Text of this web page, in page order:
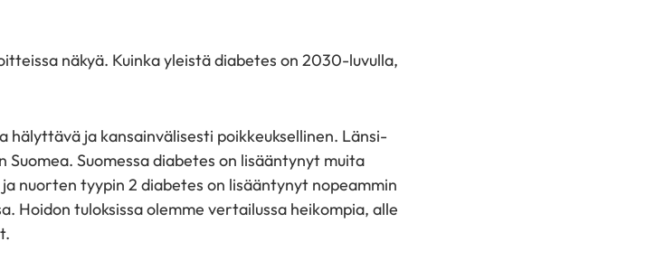
näkyä. Kuinka yleistä diabetes on 2030-luvulla,
ja kansainvälisesti poikkeuksellinen. Länsi-
Suomessa diabetes on lisääntynyt muita
nuorten tyypin 2 diabetes on lisääntynyt nopeammin
Hoidon tuloksissa olemme vertailussa heikompia, alle